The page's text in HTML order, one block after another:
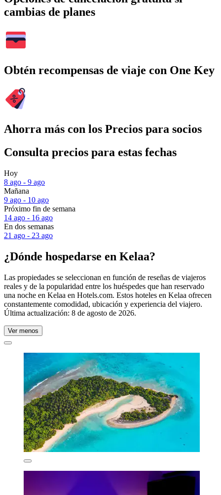
cambias de planes
Obtén recompensas de viaje con One Key
Ahorra más con los Precios para socios
Consulta precios para estas fechas
Hoy
8 ago - 9 ago
Mañana
9 ago - 10 ago
Próximo fin de semana
14 ago - 16 ago
En dos semanas
21 ago - 23 ago
¿Dónde hospedarse en Kelaa?
Las propiedades se seleccionan en función de reseñas de viajeros
reales y de la popularidad entre los huéspedes que han reservado
una noche en Kelaa en Hotels.com. Estos hoteles en Kelaa ofrecen
constantemente comodidad, ubicación y experiencia del viajero.
Última actualización: 8 de agosto de 2026.
Ver menos